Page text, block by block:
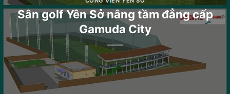
Sân golf Yên Sở nâng tầm đẳng cấp
Gamuda City